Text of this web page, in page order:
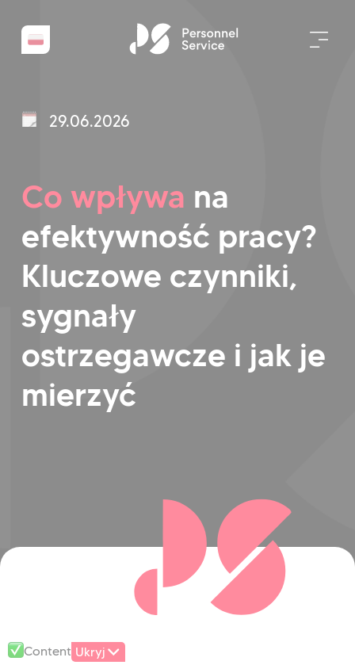
29.06.2026
Co wpływa na
efektywność pracy?
Kluczowe czynniki,
sygnały
ostrzegawcze i jak je
mierzyć
Content Ukryj